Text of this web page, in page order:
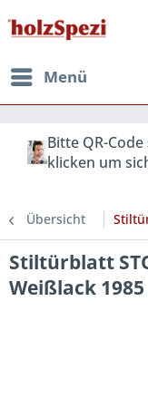
Menü
Bitte QR-
klicken um
Übersicht
Stiltürblatt
Weißlack